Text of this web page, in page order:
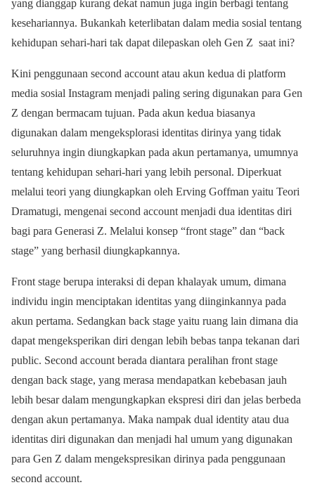
yang dianggap kurang dekat namun juga ingin berbagi tentang
kesehariannya. Bukankah keterlibatan dalam media sosial tentang
kehidupan sehari-hari tak dapat dilepaskan oleh Gen Z saat ini?
Kini penggunaan second account atau akun kedua di platform
media sosial Instagram menjadi paling sering digunakan para Gen
Z dengan bermacam tujuan. Pada akun kedua biasanya
digunakan dalam mengeksplorasi identitas dirinya yang tidak
seluruhnya ingin diungkapkan pada akun pertamanya, umumnya
tentang kehidupan sehari-hari yang lebih personal. Diperkuat
melalui teori yang diungkapkan oleh Erving Goffman yaitu Teori
Dramatugi, mengenai second account menjadi dua identitas diri
bagi para Generasi Z. Melalui konsep “front stage” dan “back
stage” yang berhasil diungkapkannya.
Front stage berupa interaksi di depan khalayak umum, dimana
individu ingin menciptakan identitas yang diinginkannya pada
akun pertama. Sedangkan back stage yaitu ruang lain dimana dia
dapat mengeksperikan diri dengan lebih bebas tanpa tekanan dari
public. Second account berada diantara peralihan front stage
dengan back stage, yang merasa mendapatkan kebebasan jauh
lebih besar dalam mengungkapkan ekspresi diri dan jelas berbeda
dengan akun pertamanya. Maka nampak dual identity atau dua
identitas diri digunakan dan menjadi hal umum yang digunakan
para Gen Z dalam mengekspresikan dirinya pada penggunaan
second account.